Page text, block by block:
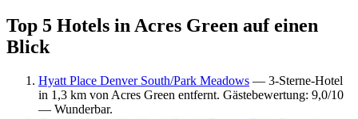
Top 5 Hotels in Acres Green auf einen
Blick
Hyatt Place Denver South/Park Meadows — 3-Sterne-Hotel
in 1,3 km von Acres Green entfernt. Gästebewertung: 9,0/10
— Wunderbar.